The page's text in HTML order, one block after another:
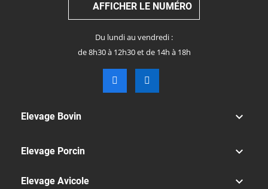
AFFICHER LE NUMÉRO
Du lundi au vendredi :
de 8h30 à 12h30 et de 14h à 18h
Elevage Bovin 
Elevage Porcin 
Elevage Avicole 